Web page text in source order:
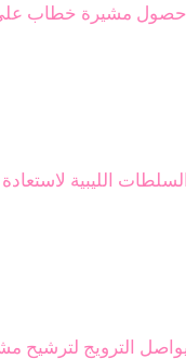
مشيرة خطاب على
الليبية
الترويج لترشيح